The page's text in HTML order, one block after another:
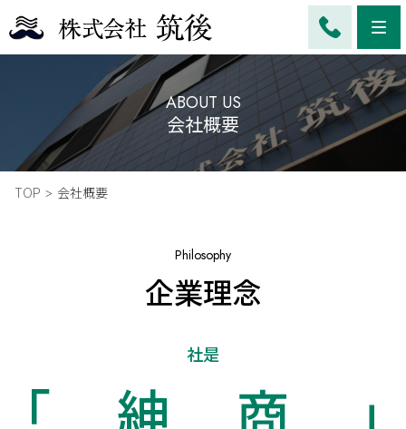
ABOUT US
会社概要
TOP 会社概要
Philosophy
企業理念
社是